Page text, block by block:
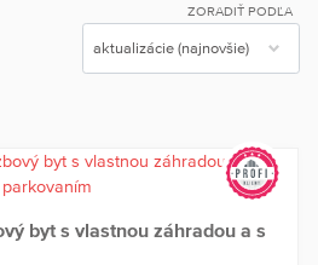
ZORADIŤ PODĽA
byt s vlastnou záhradou a s